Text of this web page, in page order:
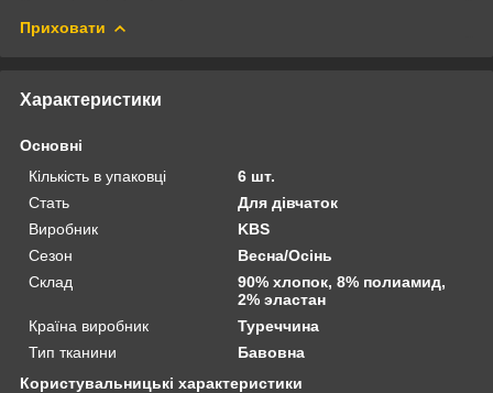
Приховати
Характеристики
Основні
Кількість в упаковці
6 шт.
Стать
Для дівчаток
Виробник
KBS
Сезон
Весна/Осінь
Склад
90% хлопок, 8% полиамид,
2% эластан
Країна виробник
Туреччина
Тип тканини
Бавовна
Користувальницькі характеристики